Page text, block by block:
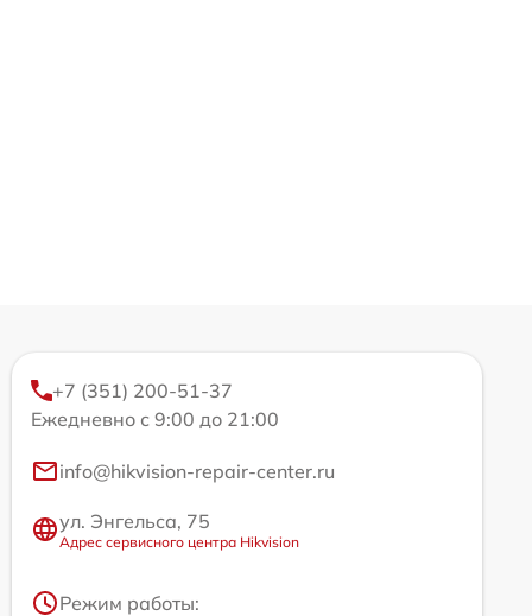
+7 (351) 200-51-37
Ежедневно с 9:00 до 21:00
info@hikvision-repair-center.ru
ул. Энгельса, 75
Адрес сервисного центра Hikvision
Режим работы: